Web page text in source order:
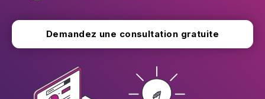
Demandez une consultation gratuite